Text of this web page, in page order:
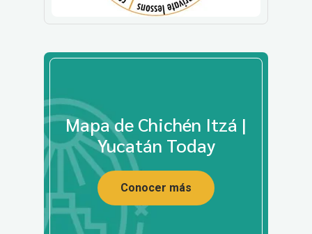
Mapa de Chichén Itzá |
Yucatán Today
Conocer más